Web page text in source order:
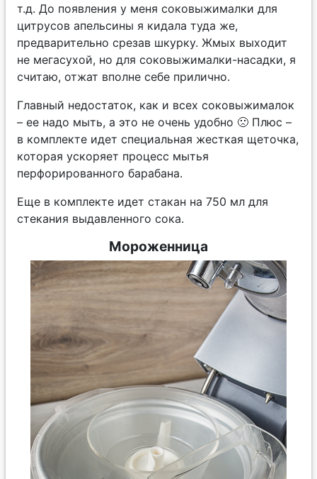
т.д. До появления у меня соковыжималки для
цитрусов апельсины я кидала туда же,
предварительно срезав шкурку. Жмых выходит
не мегасухой, но для соковыжималки-насадки, я
считаю, отжат вполне себе прилично.
Главный недостаток, как и всех соковыжималок
– ее надо мыть, а это не очень удобно 🙁 Плюс –
в комплекте идет специальная жесткая щеточка,
которая ускоряет процесс мытья
перфорированного барабана.
Еще в комплекте идет стакан на 750 мл для
стекания выдавленного сока.
Мороженница